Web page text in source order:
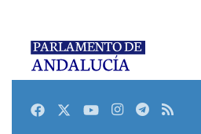
FacebookTwitterYoutubeInstagram
Telegram
RSS